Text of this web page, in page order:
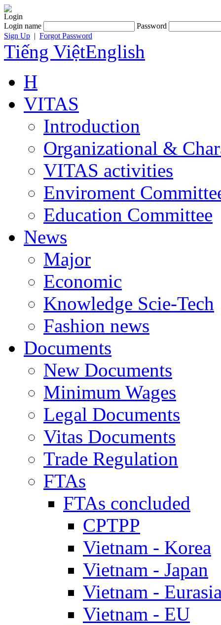
Login
Login name
Password
Sign Up | Forgot Password
Tiếng ViệtEnglish
H
VITAS
Introduction
Organizational &
VITAS activities
Enviroment
Education Committee
News
Major
Economic
Knowledge Scie-Tech
Fashion news
Documents
New Documents
Minimum Wages
Legal Documents
Vitas Documents
Trade Regulation
FTAs
FTAs concluded
CPTPP
Vietnam - Korea
Vietnam - Japan
Vietnam -
Vietnam - EU